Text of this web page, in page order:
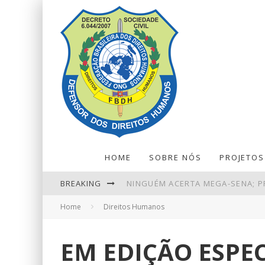
HOME SOBRE NÓS PROJETOS
BREAKING
NINGUÉM ACERTA MEGA-SENA;
PIX AMPLIA PARTICIPAÇÃO NOS
PETROBRAS TEM LUCRO
Home Direitos Humanos
EM EDIÇÃO